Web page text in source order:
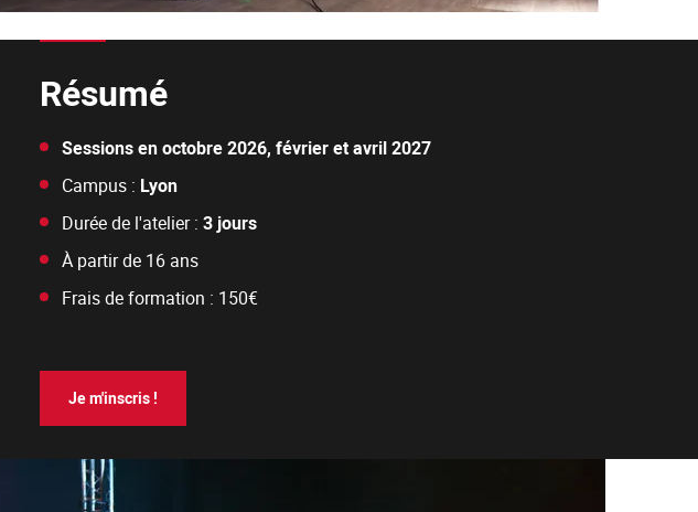
Résumé
Sessions en octobre 2026, février et avril 2027
Campus : Lyon
Durée de l'atelier : 3 jours
À partir de 16 ans
Frais de formation : 150€
Je m'inscris !